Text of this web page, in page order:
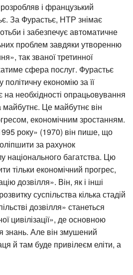
і французький
За Фурастьє, НТР знімає
і забезпечує автоматичне
проблем завдяки утворенню
так званої третинної
сфера послуг. Фурастьє
економію за її
на необхідності опрацьовування
майбутнє. Це майбутнє він
економічним зростанням.
року» (1970) він пише, що
за рахунок
національного багатства. Цю
тільки економічний прогрес,
дозвілля». Він, як і інші
суспільства кілька стадій
дозвілля» станеться
цивілізації», де основною
знань. Але він змушений
й там буде привілеєм еліти, а